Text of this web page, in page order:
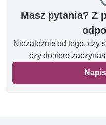
Masz pytania? Z
Niezależnie od tego, czy
czy dopiero